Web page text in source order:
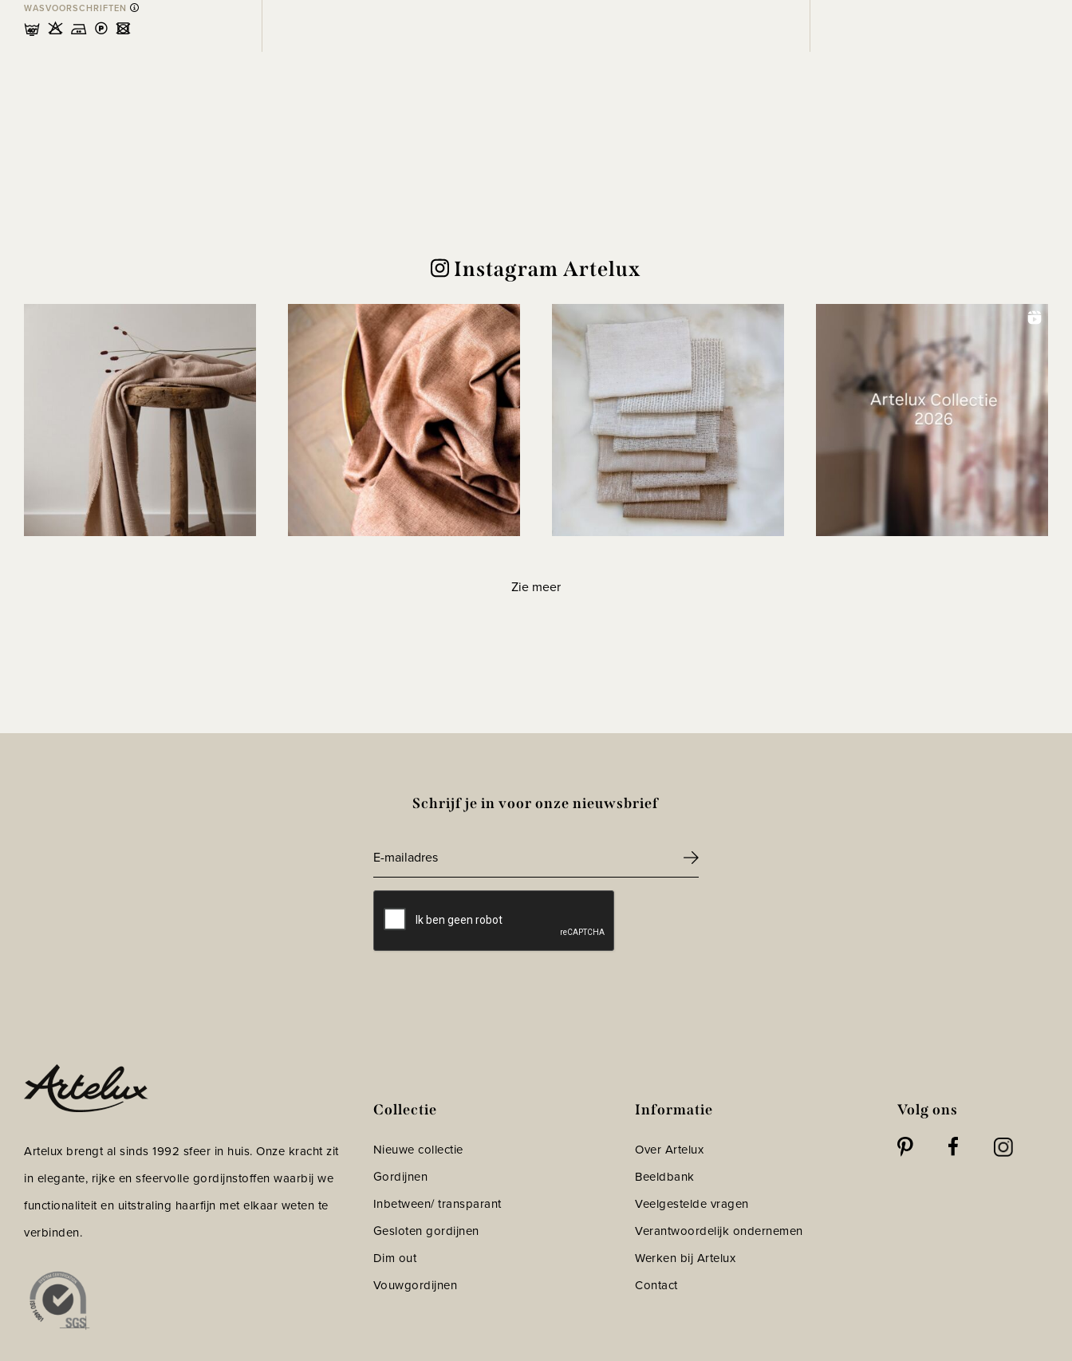
WASVOORSCHRIFTEN
nHELU
Instagram Artelux
Zie meer
Schrijf je in voor onze nieuwsbrief
mailadres
Artelux brengt al sinds 1992 sfeer in huis. Onze kracht zit
in elegante, rijke en sfeervolle gordijnstoffen waarbij we
functionaliteit en uitstraling haarfijn met elkaar weten te
verbinden.
Collectie
Nieuwe collectie
Gordijnen
Inbetween/ transparant
Gesloten gordijnen
Dim out
Vouwgordijnen
Informatie
Over Artelux
Beeldbank
Veelgestelde vragen
Verantwoordelijk ondernemen
Werken bij Artelux
Contact
Volg ons